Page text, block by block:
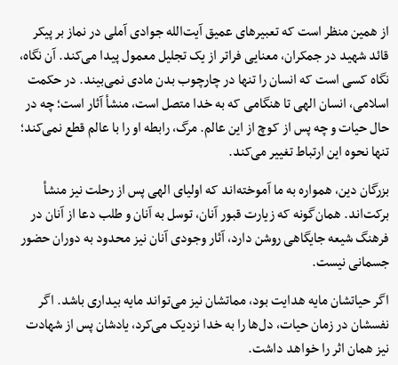
از همین منظر است که تعبیرهای عمیق آیت‌الله جوادی آملی در نماز بر پیکر
قائد شهید در جمکران، معنایی فراتر از یک تجلیل معمول پیدا می‌کند. آن نگاه،
نگاه کسی است که انسان را تنها در چارچوب بدن مادی نمی‌بیند. در حکمت
اسلامی، انسان الهی تا هنگامی که به خدا متصل است، منشأ آثار است؛ چه در
حال حیات و چه پس از کوچ از این عالم. مرگ، رابطه او را با عالم قطع نمی‌کند؛
تنها نحوه این ارتباط تغییر می‌کند.
بزرگان دین، همواره به ما آموخته‌اند که اولیای الهی پس از رحلت نیز منشأ
برکت‌اند. همان‌گونه که زیارت قبور آنان، توسل به آنان و طلب دعا از آنان در
فرهنگ شیعه جایگاهی روشن دارد، آثار وجودی آنان نیز محدود به دوران حضور
جسمانی نیست.
اگر حیاتشان مایه هدایت بود، مماتشان نیز می‌تواند مایه بیداری باشد. اگر
نفسشان در زمان حیات، دل‌ها را به خدا نزدیک می‌کرد، یادشان پس از شهادت
نیز همان اثر را خواهد داشت.